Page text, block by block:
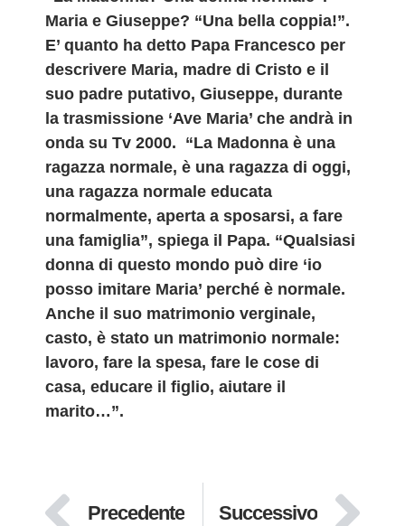
Maria e Giuseppe? “Una bella coppia!”.
E’ quanto ha detto Papa Francesco per
descrivere Maria, madre di Cristo e il
suo padre putativo, Giuseppe, durante
la trasmissione ‘Ave Maria’ che andrà in
onda su Tv 2000. “La Madonna è una
ragazza normale, è una ragazza di oggi,
una ragazza normale educata
normalmente, aperta a sposarsi, a fare
una famiglia”, spiega il Papa. “Qualsiasi
donna di questo mondo può dire ‘io
posso imitare Maria’ perché è normale.
Anche il suo matrimonio verginale,
casto, è stato un matrimonio normale:
lavoro, fare la spesa, fare le cose di
casa, educare il figlio, aiutare il
marito…”.
Precedente Successivo